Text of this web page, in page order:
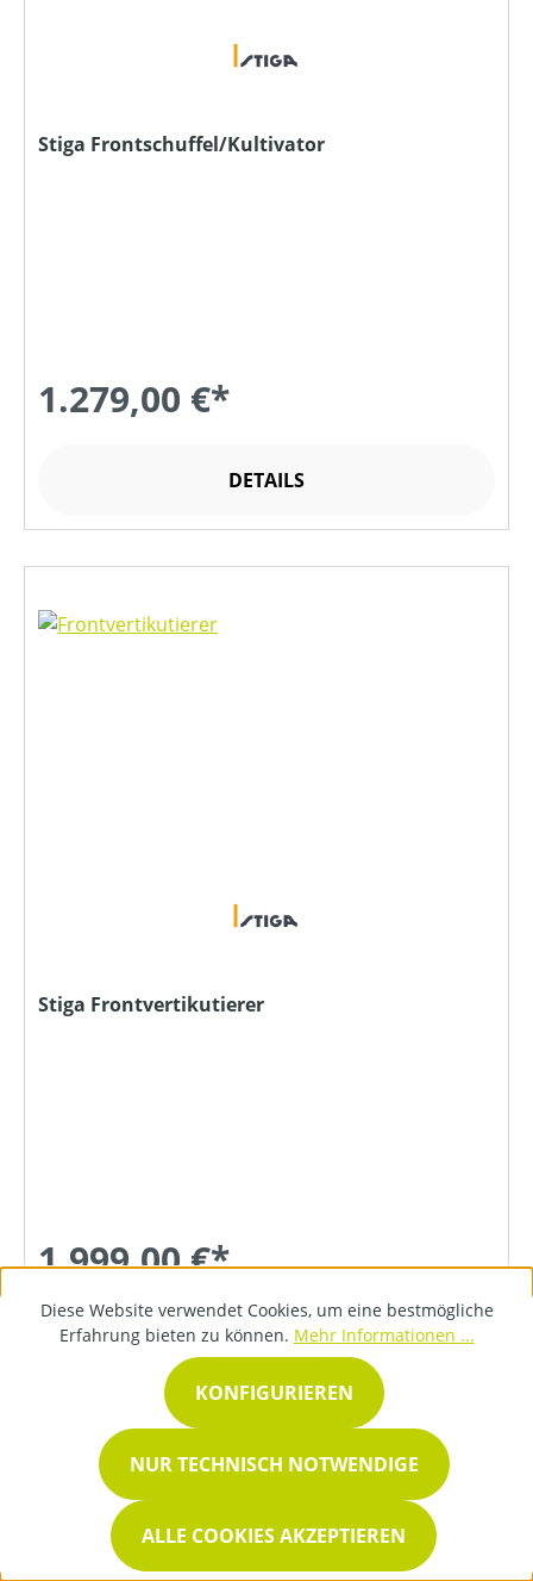
Stiga Frontschuffel/Kultivator
1.279,00 €*
DETAILS
Stiga Frontvertikutierer
1.999,00 €*
DETAILS
Diese Website verwendet Cookies, um eine bestmögliche
Erfahrung bieten zu können. Mehr Informationen ...
NUR TECHNISCH NOTWENDIGE
KONFIGURIEREN
ALLE COOKIES AKZEPTIEREN